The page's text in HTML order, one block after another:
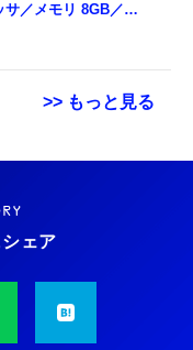
／メモリ 8GB／
顔認証カメラ
>> もっと見る
C【2026新モデル
イク付き HiFi音質
し
寝ホン type-c 有線
化バージョン
ロボット BAKETAN
シ 改 KAI
ニケーションロボッ
ェア